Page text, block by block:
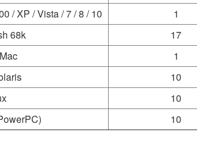
/ XP / Vista / 7 / 8 / 10
1
68k
17
1
10
10
10